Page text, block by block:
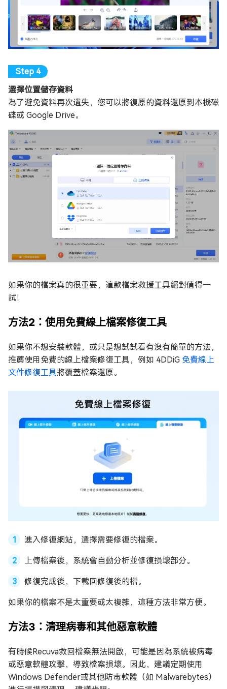
選擇位置儲存資料
為了避免資料再次遺失，您可以將復原的資料還原到本機磁
碟或 Google Drive。
如果你的檔案真的很重要，這款檔案救援工具絕對值得一
試！
方法2：使用免費線上檔案修復工具
如果你不想安裝軟體，或只是想試試看有沒有簡單的方法，
推薦使用免費的線上檔案修復工具，例如 4DDiG 免費線上
文件修復工具將覆蓋檔案還原。
進入修復網站，選擇需要修復的檔案。
上傳檔案後，系統會自動分析並修復損壞部分。
修復完成後，下載回修復後的檔。
如果你的檔案不是太重要或太複雜，這種方法非常方便。
方法3：清理病毒和其他惡意軟體
有時候Recuva救回檔案無法開啟，可能是因為系統被病毒
或惡意軟體攻擊，導致檔案損壞。因此，建議定期使用
Windows Defender或其他防毒軟體（如 Malwarebytes）